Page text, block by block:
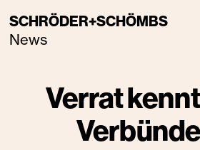
SCHRÖDER+SCHÖMBS
News
Verrat